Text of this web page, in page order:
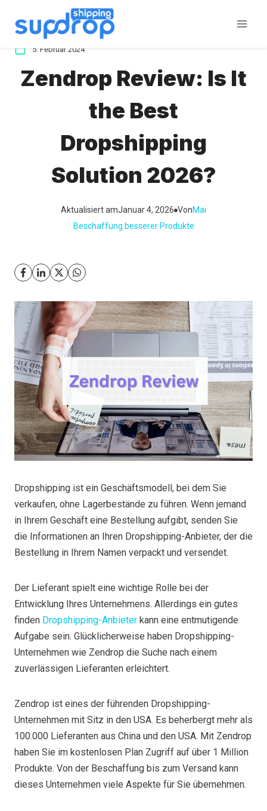
Inhalt
5. Februar 2024
Zendrop Review: Is It
the Best
Dropshipping
Solution 2026?
Aktualisiert amJanuar 4, 2026 VonMai
Beschaffung besserer Produkte
Dropshipping ist ein Geschäftsmodell, bei dem Sie
verkaufen, ohne Lagerbestände zu führen. Wenn jemand
in Ihrem Geschäft eine Bestellung aufgibt, senden Sie
die Informationen an Ihren Dropshipping-Anbieter, der die
Bestellung in Ihrem Namen verpackt und versendet.
Der Lieferant spielt eine wichtige Rolle bei der
Entwicklung Ihres Unternehmens. Allerdings ein gutes
finden Dropshipping-Anbieter kann eine entmutigende
Aufgabe sein. Glücklicherweise haben Dropshipping-
Unternehmen wie Zendrop die Suche nach einem
zuverlässigen Lieferanten erleichtert.
Zendrop ist eines der führenden Dropshipping-
Unternehmen mit Sitz in den USA. Es beherbergt mehr als
100.000 Lieferanten aus China und den USA. Mit Zendrop
haben Sie im kostenlosen Plan Zugriff auf über 1 Million
Produkte. Von der Beschaffung bis zum Versand kann
dieses Unternehmen viele Aspekte für Sie übernehmen.